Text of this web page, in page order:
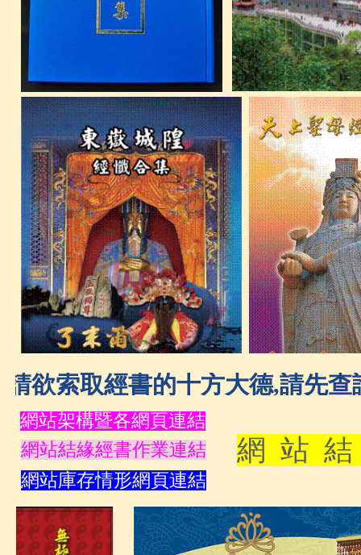
欲索取經書的十方大德,請先查
網 站
網站結緣經書作業連結
網站架構暨各網頁連結
網站庫存情形網頁連結